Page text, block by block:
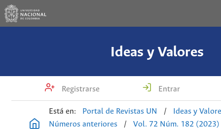
Ideas y Valores
Registrarse Entrar
Está en: Portal de Revistas UN /
Ideas y
Números anteriores
/
Vol. 72 Núm. 182 (2023)